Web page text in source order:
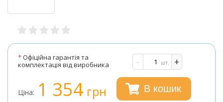
*Офіційна гарантія та
комплектація від виробника
- +
шт.
Ціна: 1 354 грн В кошик